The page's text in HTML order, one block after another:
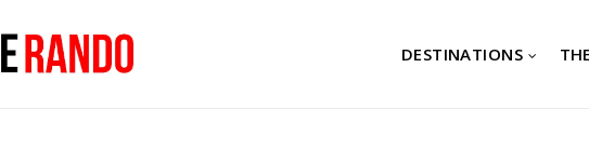
DESTINATIONS